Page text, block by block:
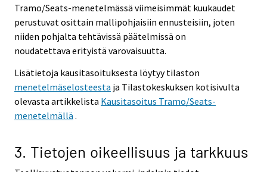
Tramo/Seats-menetelmässä viimeisimmät kuukaudet
perustuvat osittain mallipohjaisiin ennusteisiin, joten
niiden pohjalta tehtävissä päätelmissä on
noudatettava erityistä varovaisuutta.
Lisätietoja kausitasoituksesta löytyy tilaston
menetelmäselosteesta ja Tilastokeskuksen kotisivulta
olevasta artikkelista Kausitasoitus Tramo/Seats-
menetelmällä .
3. Tietojen oikeellisuus ja tarkkuus